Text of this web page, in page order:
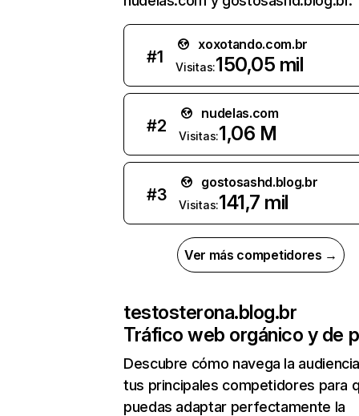
#1
xoxotando.com.br
Visitas:150,05 mil
#2
nudelas.com
Visitas:1,06 M
#3
gostosashd.blog.br
Visitas:141,7 mil
Ver más competidores →
testosterona.blog.br
Tráfico web orgánico y de
Descubre cómo navega la
tus principales competidores para
puedas adaptar perfectamente la